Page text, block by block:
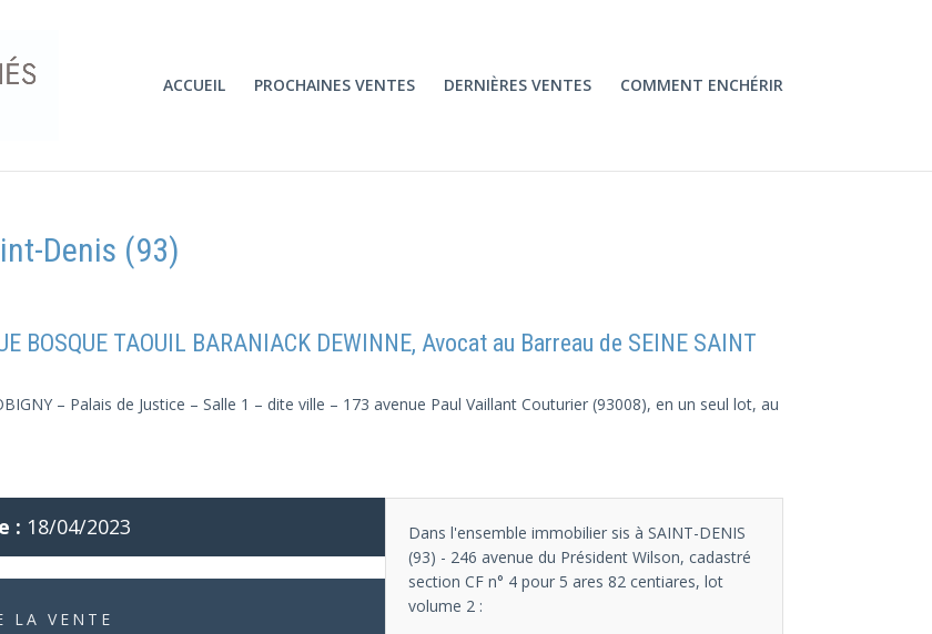
ACCUEIL PROCHAINES VENTES DERNIÈRES VENTES COMMENT ENCHÉRIR
Denis (93)
BOSQUE TAOUIL BARANIACK DEWINNE, Avocat au Barreau de SEINE SAINT
– Palais de Justice – Salle 1 – dite ville – 173 avenue Paul Vaillant Couturier (93008), en un seul lot, au
: 18/04/2023
LA VENTE
Dans l'ensemble immobilier sis à SAINT-DENIS
(93) - 246 avenue du Président Wilson, cadastré
section CF n° 4 pour 5 ares 82 centiares, lot
volume 2 :